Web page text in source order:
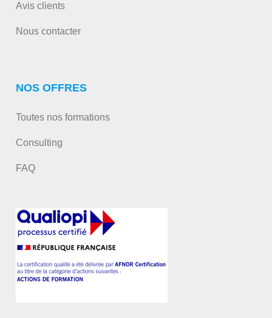
Avis clients
Nous contacter
NOS OFFRES
Toutes nos formations
Consulting
FAQ